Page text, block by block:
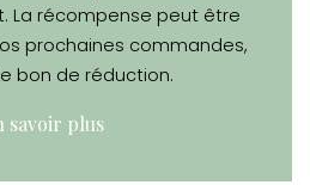
La récompense peut être
prochaines commandes,
bon de réduction.
savoir plus